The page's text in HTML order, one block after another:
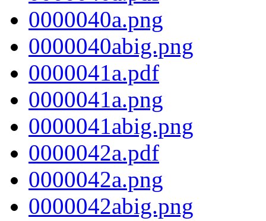
0000040a.png
0000040abig.png
0000041a.pdf
0000041a.png
0000041abig.png
0000042a.pdf
0000042a.png
0000042abig.png